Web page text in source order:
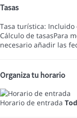
Tasas
Tasa turística:
Cálculo de tasasPara
necesario añadir las
Organiza tu horario
Horario de entrada